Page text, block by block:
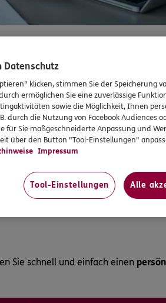
Antworten
überhaupt?
Sie schnell und einfach einen
Datenschutz
klicken, stimmen Sie der Speicherung
ermöglichen Sie eine zuverlässige
sowie die Möglichkeit, Ihnen
durch die Nutzung von Facebook Audiences
für Sie maßgeschneiderte Anpassung und
über den Button "Tool-Einstellungen"
Impressum
Tool-Einstellungen Alle